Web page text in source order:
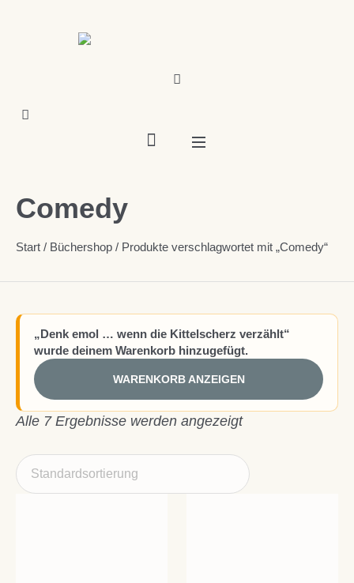
Comedy
Start / Büchershop / Produkte verschlagwortet mit „Comedy“
„Denk emol … wenn die Kittelscherz verzählt“
wurde deinem Warenkorb hinzugefügt.
WARENKORB ANZEIGEN
Alle 7 Ergebnisse werden angezeigt